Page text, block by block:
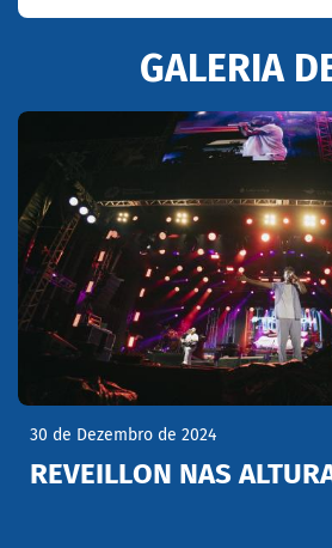
GALERIA
30 de Dezembro de 2024
REVEILLON NAS